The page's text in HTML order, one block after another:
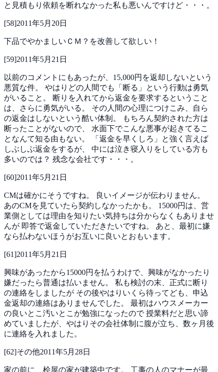
と見積もり依頼を断れなかった私も悪いんですけど・・・。
[58]2011年5月20日
下品でやかましいＣＭ？を改善して欲しい！
[59]2011年5月21日
以前のコメントにもあったが、15,000円を返却しないという
悪質な件。 やはりどの人間でも「断る」という行動は勇気
がいること。
断りを入れてから返金を要求するということ
は、さらに勇気がいる。 その人間の心理につけこみ、自ら
の返金はしないという酷い体制。
もちろん契約された方は
断ったことがないので、 水面下でこんな悪事が起きてるこ
となんて知る由もない。
「返金を早くしろ」と強く言えば
しぶしぶ返金をするが、 中には泣き寝入りをしている方も
多いのでは？ 残念な会社です・・・。
[60]2011年5月21日
CMは確かにそうですね。
良いイメージが伝わりません。
あのCMを見ていたら契約しなかったかも。 15000円は、営
業側としては理由を知りたい気持ちは分からなくもありませ
んが 即答で返金していただきたいですね。 あと、最初に嫌
なら払わないほうがお互いに良いとおもいます。
[61]2011年5月21日
興味があったから15000円を払うわけで、興味がなかったり
嫌だったら普通は払いません。 私も検討の末、正式に断り
の連絡をしましたが その後やはりいくら待ってども、申込
金返却の連絡はありませんでした。 最初はハウスメーカー
の良いとこ汚いとこが勉強になったので授業料だと思い諦
めていましたが、やはりその会社体制に腹が立ち、数ヶ月後
に連絡を入れました。
[62]その他2011年5月28日
家の前に、桧屋の家が建築中です。 工事の人のマナーが最